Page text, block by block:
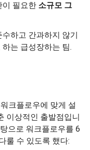
이 필요한 소규모 그
하고 간과하지 않기
는 급성장하는 팀.
크플로우에 맞게 설
이상적인 출발점입니
으로 워크플로우를 6
룰 수 있도록 했다: